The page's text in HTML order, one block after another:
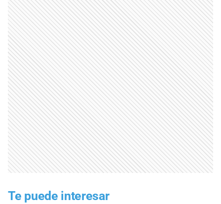
Te puede interesar